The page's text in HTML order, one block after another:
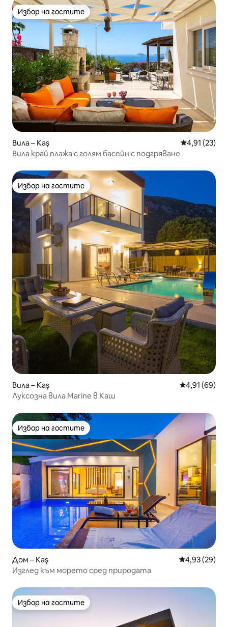
Избор на гостите
Избор на гостите
Вила – Kaş Средна
4,91 (23)
Вила край плажа с голям басейн с подгряване
Избор на гостите
Избор на гостите
Вила – Kaş Средна
4,91 (69)
Луксозна вила Marine в Каш
Избор на гостите
Избор на гостите
Дом – Kaş Средна
4,93 (29)
Изглед към морето сред природата
Избор на гостите
Избор на гостите